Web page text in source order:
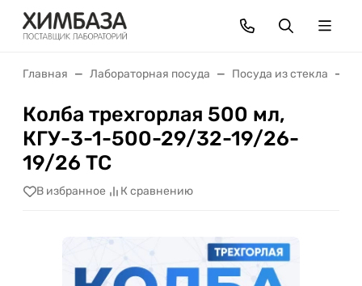
Главная Лабораторная посуда Посуда из стекла
Колба трехгорлая 500 мл,
КГУ-3-1-500-29/32-19/26-
19/26 ТС
В избранное К сравнению